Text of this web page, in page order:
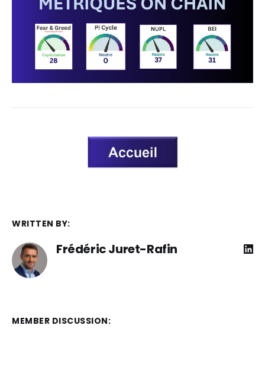
WRITTEN BY:
Frédéric Juret-Rafin
MEMBER DISCUSSION: